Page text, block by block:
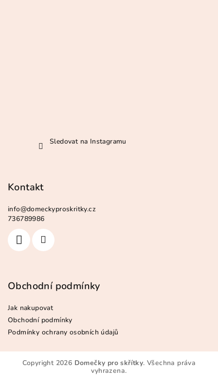
Sledovat na Instagramu
Kontakt
info@domeckyproskritky.cz
736789986
Obchodní podmínky
Jak nakupovat
Obchodní podmínky
Podmínky ochrany osobních údajů
Copyright 2026 Domečky pro skřítky. Všechna práva
vyhrazena.